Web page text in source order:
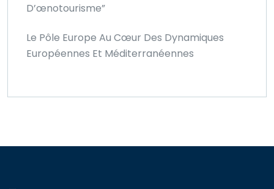
D’œnotourisme”
Le Pôle Europe Au Cœur Des Dynamiques
Européennes Et Méditerranéennes